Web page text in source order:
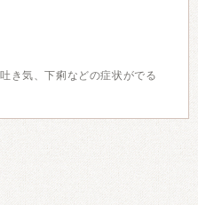
き気、下痢などの症状がでる